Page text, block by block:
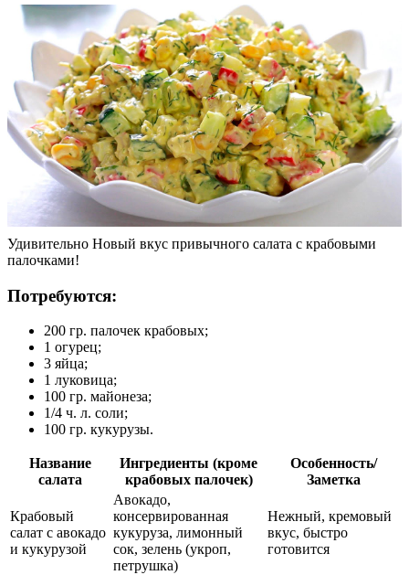
Удивительно Новый вкус привычного салата с крабовыми
палочками!
Потребуются:
200 гр. палочек крабовых;
1 огурец;
3 яйца;
1 луковица;
100 гр. майонеза;
1/4 ч. л. соли;
100 гр. кукурузы.
Название
салата
Ингредиенты (кроме
крабовых палочек)
Особенность/
Заметка
Крабовый
салат с авокадо
и кукурузой
Авокадо,
консервированная
кукуруза, лимонный
сок, зелень (укроп,
петрушка)
Нежный, кремовый
вкус, быстро
готовится